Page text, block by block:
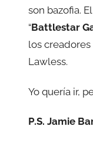
son bazofia.
“Battlestar
los creadores
Lawless.
Yo quería ir,
P.S. Jamie